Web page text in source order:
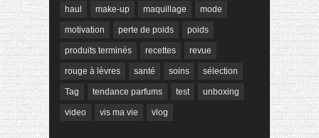
haul make-up maquillage mode
motivation perte de poids poids
produits terminés recettes revue
rouge à lèvres santé soins sélection
Tag tendance parfums test unboxing
video vis ma vie vlog